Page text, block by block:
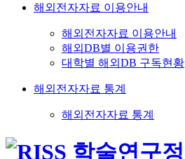
해외전자자료 이용안내
해외전자자료 이용안내
해외DB별 이용권한
대학별 해외DB 구독현황
해외전자자료 통계
해외전자자료 통계